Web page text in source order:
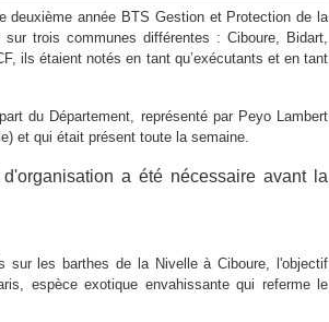
deuxième année BTS Gestion et Protection de la
trois communes différentes : Ciboure, Bidart,
ils étaient notés en tant qu’exécutants et en tant
du Département, représenté par Peyo Lambert
et qui était présent toute la semaine.
a été nécessaire avant la
sur les barthes de la Nivelle à Ciboure, l'objectif
espèce exotique envahissante qui referme le